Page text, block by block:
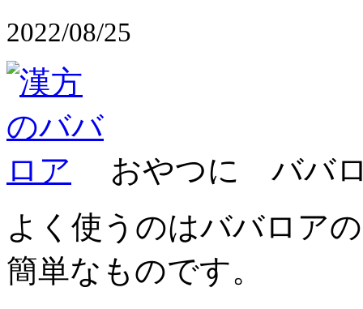
2022/08/25
おやつに ババ
よく使うのはババロア
簡単なものです。